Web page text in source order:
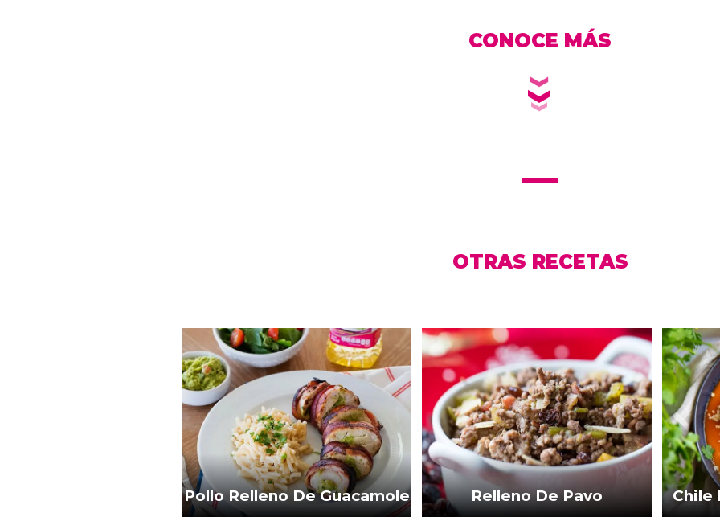
CONOCE MÁS
OTRAS RECETAS
Pollo Relleno De Guacamole Relleno De Pavo Chile